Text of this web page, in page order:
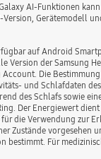
AI-Funktionen kann
Version, Gerätemodell
auf Android
Version der Samsung
Die
und Schlafdaten
des Schlafs sowie
Der Energiewert
die Verwendung zur
Zustände vorgesehen
bestimmt. Für